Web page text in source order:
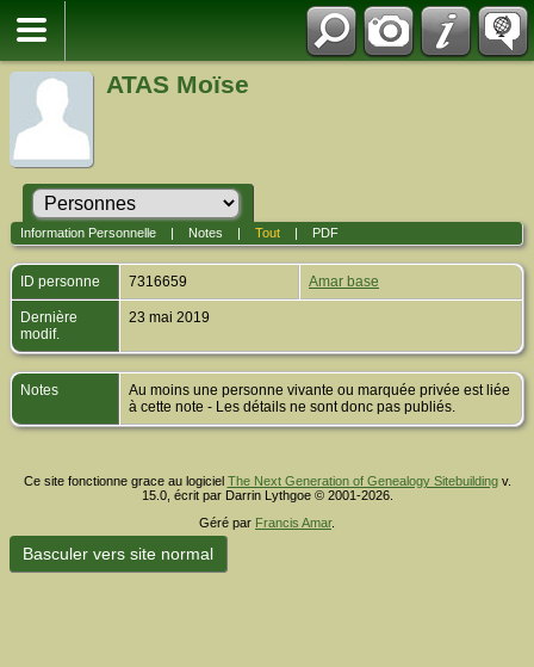
ATAS Moïse
Information Personnelle| Notes Tout| PDF
ID personne 7316659 Amar base
Dernière
modif.
23 mai 2019
Notes
Au moins une personne vivante ou marquée privée est liée
à cette note - Les détails ne sont donc pas publiés.
Ce site fonctionne grace au logiciel The Next Generation of Genealogy Sitebuildingv.
15.0, écrit par Darrin Lythgoe © 2001-2026.
Géré par Francis Amar.
Basculer vers site normal